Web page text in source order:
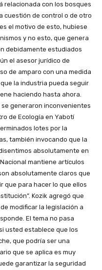
relacionada con los bosques
cuestión de control o de otro
el motivo de esto, hubiese
y no esto, que genera
debidamente estudiados
el asesor jurídico de
de amparo con una medida
la industria pueda seguir
haciendo hasta ahora.
generaron inconvenientes
de Ecología en Yabotí
lotes por la
también invocando que la
absolutamente en
mantiene artículos
absolutamente claros que
que para hacer lo que ellos
Kozik agregó que
modificar la legislación a
El tema no pasa
usted establece que los
que podría ser una
que se aplica es muy
garantizar la seguridad